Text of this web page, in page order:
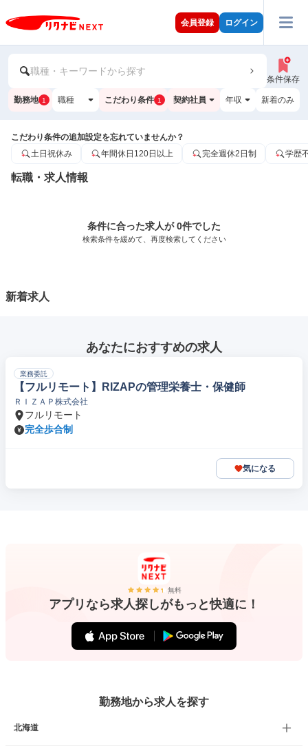
会員登録 ログイン
職種・キーワードから探す
条件保存
勤務地 1 職種 こだわり条件 1 契約社員 年収 新着のみ
こだわり条件の追加設定を忘れていませんか？
土日祝休み
年間休日120日以上 完全週休2日制 学歴
転職・求人情報
条件に合った求人が 0件でした
検索条件を緩めて、再度検索してください
新着求人
あなたにおすすめの求人
業務委託
【フルリモート】RIZAPの管理栄養士・保健師
ＲＩＺＡＰ株式会社
フルリモート
完全歩合制
気になる
無料
アプリなら求人探しがもっと快適に！
勤務地から求人を探す
北海道